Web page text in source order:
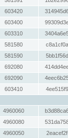
603420
603400
603310
581580
581590
692080
692090
603410
4960060
4960080
4960050